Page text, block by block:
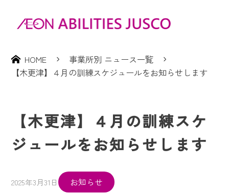
HOME
事業所別 ニュース一覧
【木更津】４月の訓練スケジュールをお知らせします
【木更津】４月の訓練スケ
ジュールをお知らせします
2025年3月31日 お知らせ